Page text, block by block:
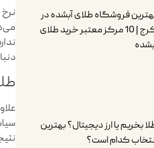
فروشگاه طلای آبشده در
کرج | 10 مرکز معتبر خرید طلای
بخریم یا ارز دیجیتال؟ بهترین
کدام است؟